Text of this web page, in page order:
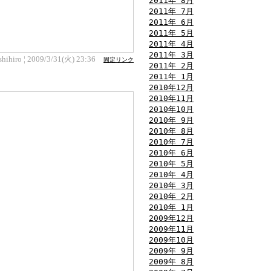
¦ 2009/3/31(火) 23:36 固定リンク
2011年 7月
2011年 6月
2011年 5月
2011年 4月
2011年 3月
2011年 2月
2011年 1月
2010年12月
2010年11月
2010年10月
2010年 9月
2010年 8月
2010年 7月
2010年 6月
2010年 5月
2010年 4月
2010年 3月
2010年 2月
2010年 1月
2009年12月
2009年11月
2009年10月
2009年 9月
2009年 8月